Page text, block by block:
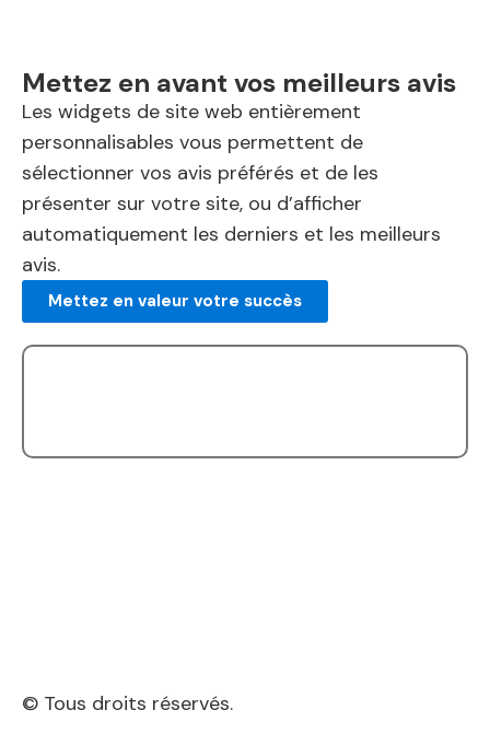
Mettez en avant vos meilleurs avis
Les widgets de site web entièrement
personnalisables vous permettent de
sélectionner vos avis préférés et de les
présenter sur votre site, ou d’afficher
automatiquement les derniers et les meilleurs
avis.
Mettez en valeur votre succès
© Tous droits réservés.